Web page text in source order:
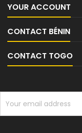
YOUR ACCOUNT
CONTACT BÉNIN
CONTACT TOGO